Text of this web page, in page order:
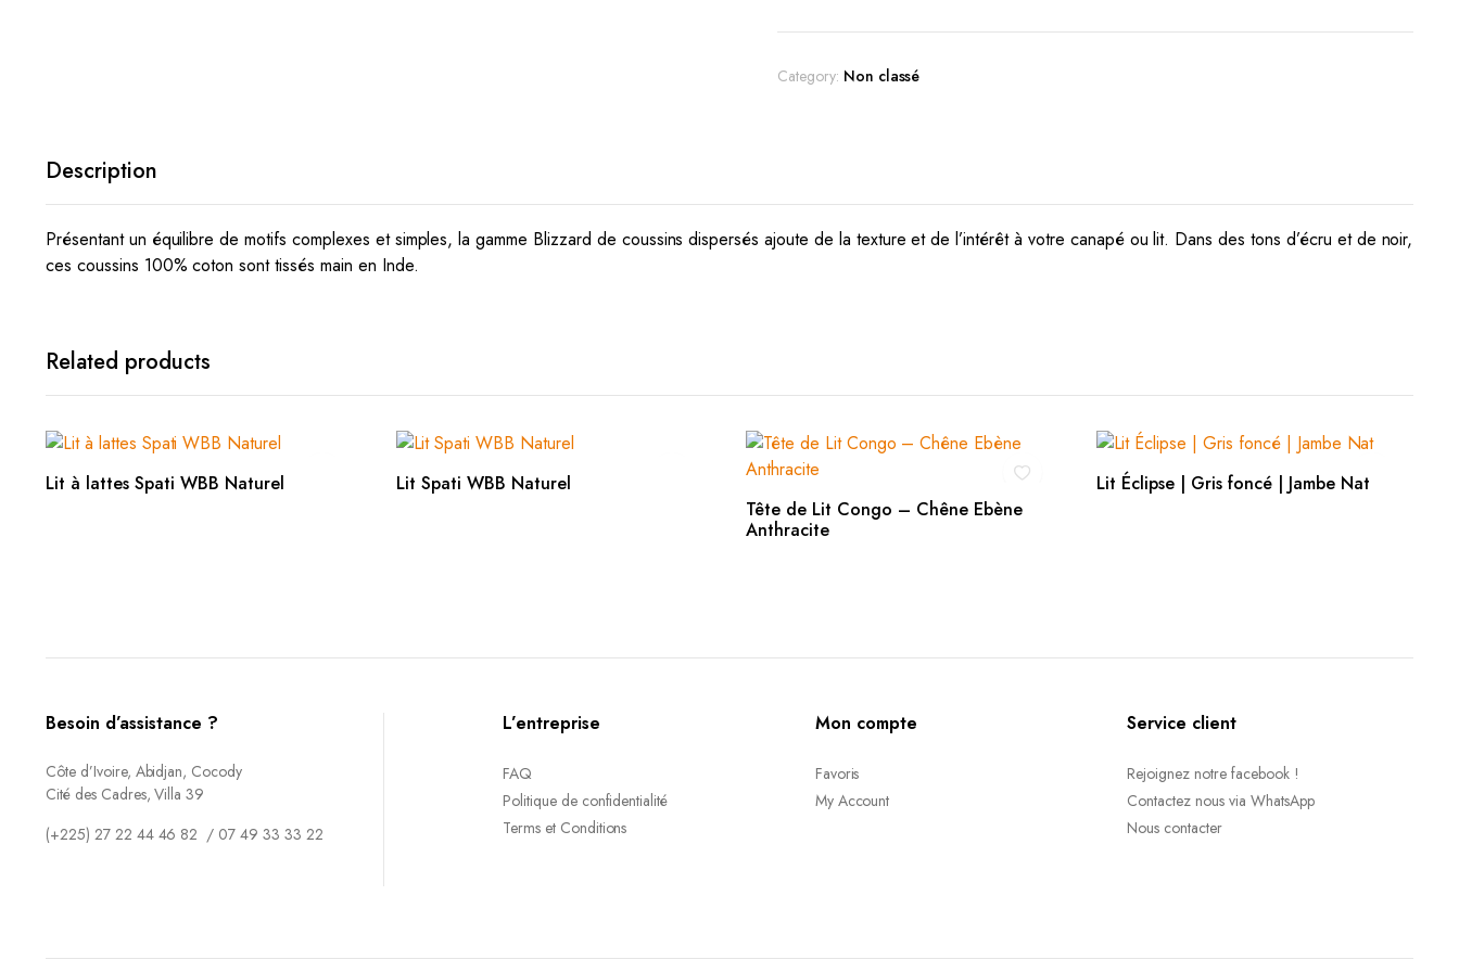
Category: Non classé
Description
Présentant un équilibre de motifs complexes et simples, la gamme Blizzard de coussins dispersés ajoute de la texture et de l’intérêt à votre canapé ou lit. Dans des tons d’écru et de noir,
ces coussins 100% coton sont tissés main en Inde.
Related products
AJOUTER AU PANIER
Lit à lattes Spati WBB Naturel AJOUTER AU PANIER
Lit Spati WBB Naturel
AJOUTER AU PANIER
Tête de Lit Congo – Chêne Ebène
Anthracite
AJOUTER AU PANIER
Lit Éclipse | Gris foncé | Jambe Nat
Besoin d’assistance ?
Côte d’Ivoire, Abidjan, Cocody
Cité des Cadres, Villa 39
(+225) 27 22 44 46 82 / 07 49 33 33 22
L’entreprise
FAQ
Politique de confidentialité
Terms et Conditions
Mon compte
Favoris
My Account
Service client
Rejoignez notre facebook !
Contactez nous via WhatsApp
Nous contacter